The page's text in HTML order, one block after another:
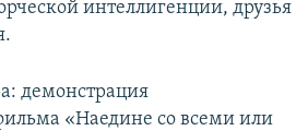
интеллигенции, друзья
демонстрация
«Наедине со всеми или